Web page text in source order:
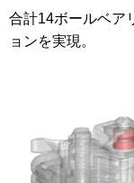
合計14ボールベア
ョンを実現。